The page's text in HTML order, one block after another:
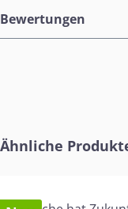
Bewertungen
Produktgalerie
Ähnliche